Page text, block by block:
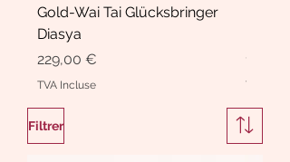
Gold-Wai Tai Glücksbringer
Diasya
Prix
229,00 €
TVA Incluse
Prix
189,00
TVA
Filtrer